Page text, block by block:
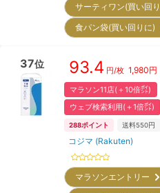
サーティワン(買い回
食パン袋(買い回りに
37位 93.4 円/枚 1,980円
マラソン11店(＋10倍㌽)
ウェブ検索利用(＋1倍㌽)
288ポイント 送料550円
コジマ (Rakuten)
マラソンエントリー